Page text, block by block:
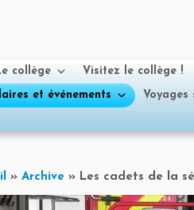
collège Visitez le collège !
et événements
Voyages
» Archive » Les cadets de la